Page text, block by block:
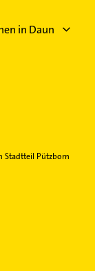
in Daun
Stadtteil Pützborn